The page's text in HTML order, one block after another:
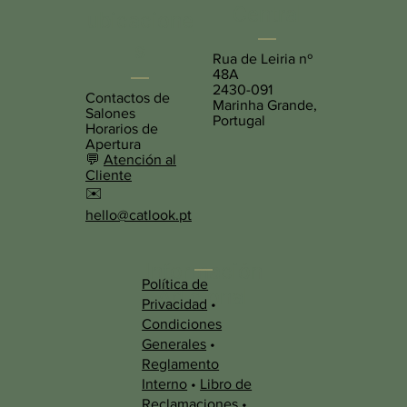
Contactos de
Salones
Horarios de
Apertura
💬 Atención al
Cliente
✉️
hello@catlook.pt
Rua de Leiria nº
48A
2430-091
Marinha Grande,
Portugal
Información
Adicional
Política de
Privacidad •
Condiciones
Generales •
Reglamento
Interno • Libro de